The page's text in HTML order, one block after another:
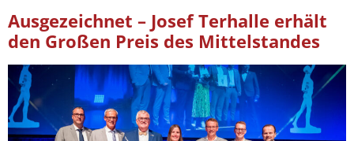
Ausgezeichnet – Josef Terhalle erhält
den Großen Preis des Mittelstandes